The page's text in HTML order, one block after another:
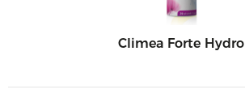
Climea Forte Hydro